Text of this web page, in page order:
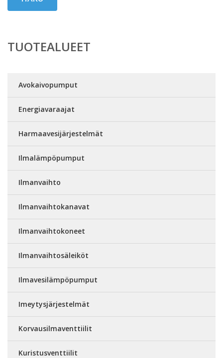
TUOTEALUEET
Avokaivopumput
Energiavaraajat
Harmaavesijärjestelmät
Ilmalämpöpumput
Ilmanvaihto
Ilmanvaihtokanavat
Ilmanvaihtokoneet
Ilmanvaihtosäleiköt
Ilmavesilämpöpumput
Imeytysjärjestelmät
Korvausilmaventtiilit
Kuristusventtiilit